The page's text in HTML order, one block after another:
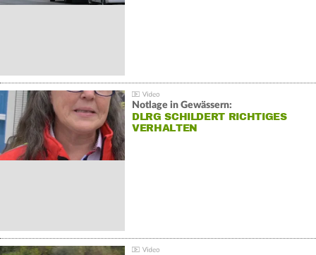
Notlage in Gewässern:
DLRG SCHILDERT RICHTIGES
VERHALTEN